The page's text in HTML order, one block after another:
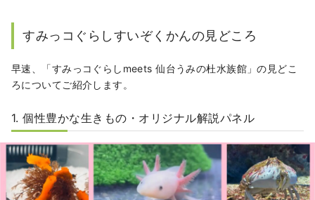
すみっコぐらしすいぞくかんの見どころ
早速、「すみっコぐらしmeets 仙台うみの杜水族館」の見どこ
ろについてご紹介します。
1. 個性豊かな生きもの・オリジナル解説パネル